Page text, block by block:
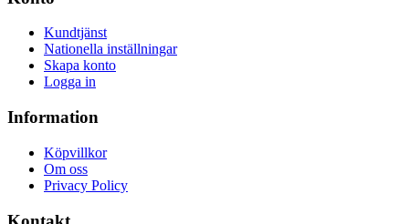
Kundtjänst
Nationella inställningar
Skapa konto
Logga in
Information
Köpvillkor
Om oss
Privacy Policy